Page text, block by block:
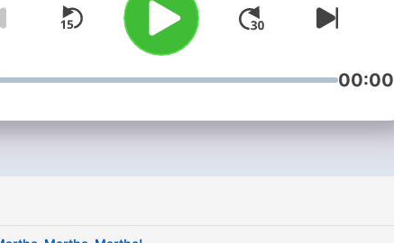
weekly laugh fest.
Support public media by
You’ll get perks for over 25
perks include full archive
episodes with Ray, and
00:00